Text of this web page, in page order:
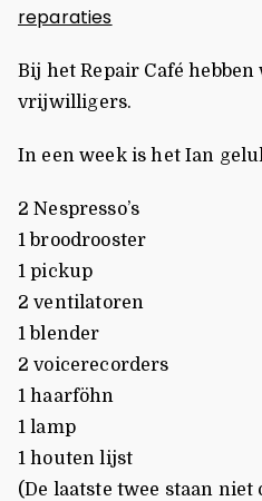
reparaties
Bij het Repair Café
vrijwilligers.
In een week is het Ian
2 Nespresso’s
1 broodrooster
1 pickup
2 ventilatoren
1 blender
2 voicerecorders
1 haarföhn
1 lamp
1 houten lijst
(De laatste twee staan niet